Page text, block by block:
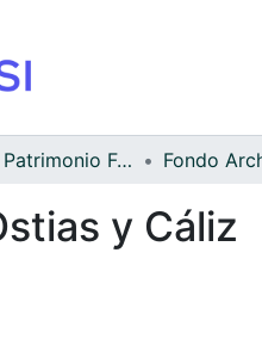
Archivo del Patrimonio Fotográfico y Fílmico del Valle del Cauca
y Cáliz